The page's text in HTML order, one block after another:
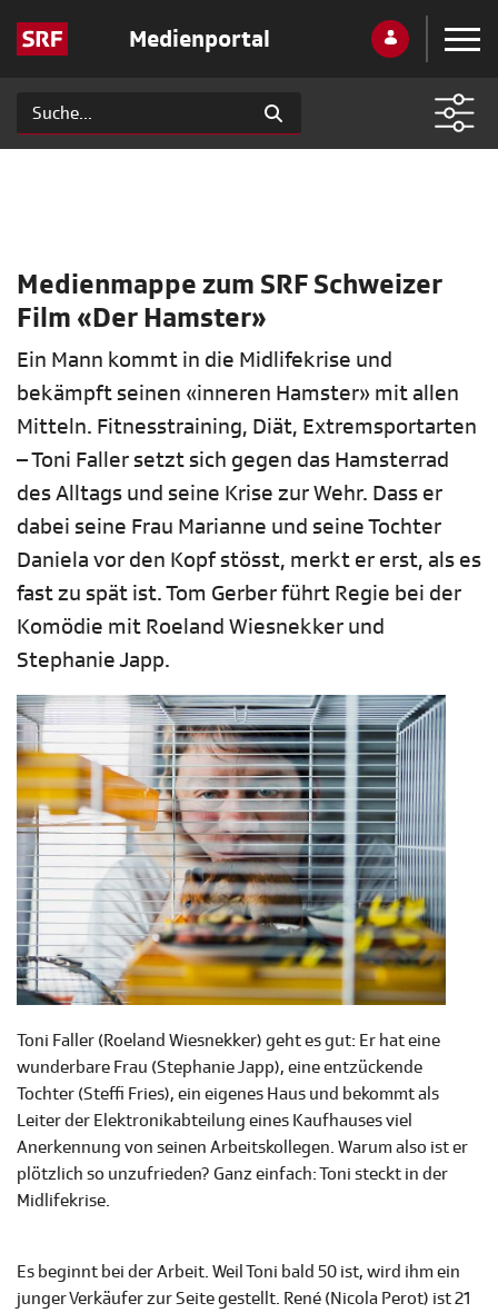
Medienportal
Medienmappe zum SRF Schweizer
Film «Der Hamster»
Ein Mann kommt in die Midlifekrise und
bekämpft seinen «inneren Hamster» mit allen
Mitteln. Fitnesstraining, Diät, Extremsportarten
– Toni Faller setzt sich gegen das Hamsterrad
des Alltags und seine Krise zur Wehr. Dass er
dabei seine Frau Marianne und seine Tochter
Daniela vor den Kopf stösst, merkt er erst, als es
fast zu spät ist. Tom Gerber führt Regie bei der
Komödie mit Roeland Wiesnekker und
Stephanie Japp.
Toni Faller (Roeland Wiesnekker) geht es gut: Er hat eine
wunderbare Frau (Stephanie Japp), eine entzückende
Tochter (Steffi Fries), ein eigenes Haus und bekommt als
Leiter der Elektronikabteilung eines Kaufhauses viel
Anerkennung von seinen Arbeitskollegen. Warum also ist er
plötzlich so unzufrieden? Ganz einfach: Toni steckt in der
Midlifekrise.
Es beginnt bei der Arbeit. Weil Toni bald 50 ist, wird ihm ein
junger Verkäufer zur Seite gestellt. René (Nicola Perot) ist 21